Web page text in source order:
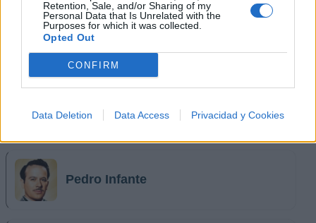
Retention, Sale, and/or Sharing of my
Personal Data that Is Unrelated with the
Purposes for which it was collected.
Opted Out
CONFIRM
Data Deletion Data Access Privacidad y Cookies
Pedro Infante